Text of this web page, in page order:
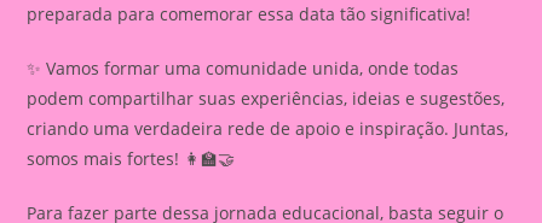
preparada para comemorar essa data tão significativa!
✨ Vamos formar uma comunidade unida, onde todas
podem compartilhar suas experiências, ideias e sugestões,
criando uma verdadeira rede de apoio e inspiração. Juntas,
somos mais fortes! 👩‍🏫🤝
Para fazer parte dessa jornada educacional, basta seguir o